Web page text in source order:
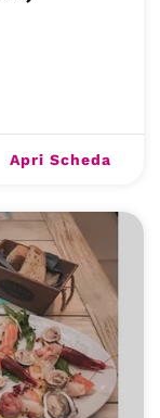
Apri Scheda